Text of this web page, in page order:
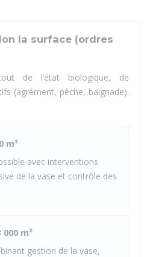
la surface (ordres
de l’état biologique, de
(agrément, pêche, baignade).
m²
avec interventions
de la vase et contrôle des
m²
gestion de la vase,